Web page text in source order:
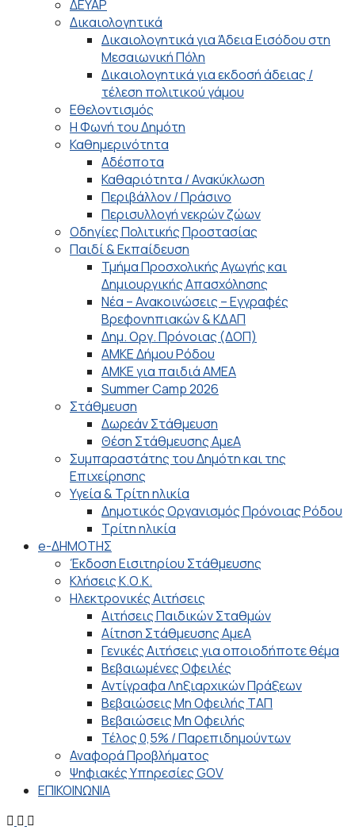
ΔΕΥΑΡ
Δικαιολογητικά
Δικαιολογητικά για Άδεια Εισόδου στη
Μεσαιωνική Πόλη
Δικαιολογητικά για εκδοσή άδειας /
τέλεση πολιτικού γάμου
Εθελοντισμός
Η Φωνή του Δημότη
Καθημερινότητα
Αδέσποτα
Καθαριότητα / Ανακύκλωση
Περιβάλλον / Πράσινο
Περισυλλογή νεκρών ζώων
Οδηγίες Πολιτικής Προστασίας
Παιδί & Εκπαίδευση
Τμήμα Προσχολικής Αγωγής και
Δημιουργικής Απασχόλησης
Νέα – Ανακοινώσεις – Εγγραφές
Βρεφονηπιακών & ΚΔΑΠ
Δημ. Οργ. Πρόνοιας (ΔΟΠ)
ΑΜΚΕ Δήμου Ρόδου
ΑΜΚΕ για παιδιά ΑΜΕΑ
Summer Camp 2026
Στάθμευση
Δωρεάν Στάθμευση
Θέση Στάθμευσης ΑμεΑ
Συμπαραστάτης του Δημότη και της
Επιχείρησης
Υγεία & Τρίτη ηλικία
Δημοτικός Οργανισμός Πρόνοιας Ρόδου
Τρίτη ηλικία
e-ΔΗΜΟΤΗΣ
Έκδοση Εισιτηρίου Στάθμευσης
Κλήσεις Κ.Ο.Κ.
Ηλεκτρονικές Αιτήσεις
Αιτήσεις Παιδικών Σταθμών
Αίτηση Στάθμευσης ΑμεΑ
Γενικές Αιτήσεις για οποιοδήποτε θέμα
Βεβαιωμένες Οφειλές
Αντίγραφα Ληξιαρχικών Πράξεων
Βεβαιώσεις Μη Οφειλής ΤΑΠ
Βεβαιώσεις Μη Οφειλής
Τέλος 0,5% / Παρεπιδημούντων
Αναφορά Προβλήματος
Ψηφιακές Υπηρεσίες GOV
ΕΠΙΚΟΙΝΩΝΙΑ